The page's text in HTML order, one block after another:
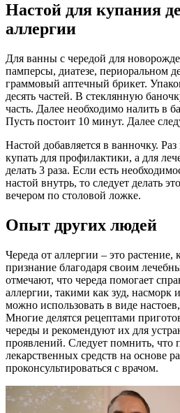
Настой для купания
аллергии
Для ванны с чередой для
памперсы, диатезе, периоральном
граммовый аптечный брикет.
десять частей. В стеклянную
часть. Далее необходимо налить в
Пусть постоит 10 минут. Далее
Настой добавляется в ванночку.
купать для профилактики, а для
делать 3 раза. Если есть
настой внутрь, то следует делать
вечером по столовой ложке.
Опыт других людей
Череда от аллергии – это растение,
признание благодаря своим
отмечают, что череда помогает
аллергии, такими как зуд,
можно использовать в виде
Многие делятся рецептами
череды и рекомендуют их для
проявлений. Следует помнить,
лекарственных средств на основе
проконсультироваться с врачом.